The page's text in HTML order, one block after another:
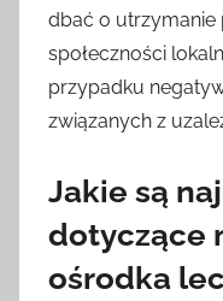
dbać o
społeczności
przypadku
związanych z
Jakie są
dotyczące
ośrodka